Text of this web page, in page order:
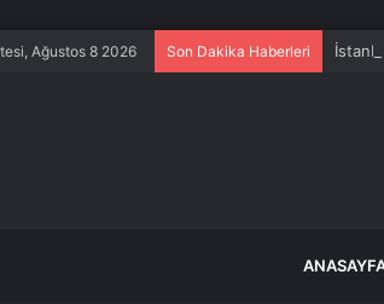
Ağustos 8 2026 Son Dakika Haberleri